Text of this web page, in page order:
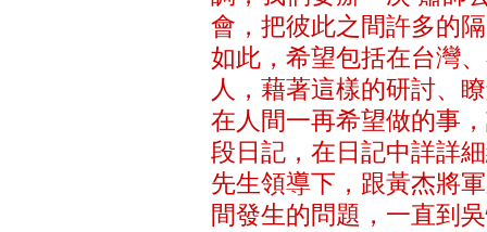
會，把彼此之間許多的
如此，希望包括在台灣
人，藉著這樣的研討、
在人間一再希望做的事
段日記，在日記中詳詳
先生領導下，跟黃杰將
間發生的問題，一直到